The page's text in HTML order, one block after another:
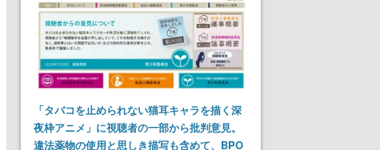
「タバコを止められない猫耳キャラを描く深
夜枠アニメ」に視聴者の一部から批判意見。
違法薬物の使用と思しき描写も含めて、BPO